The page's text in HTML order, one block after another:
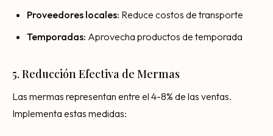
Proveedores locales: Reduce costos de transporte
Temporadas: Aprovecha productos de temporada
5. Reducción Efectiva de Mermas
Las mermas representan entre el 4-8% de las ventas.
Implementa estas medidas: